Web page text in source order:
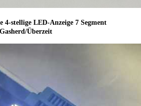
stellige LED-Anzeige 7 Segment
Überzeit